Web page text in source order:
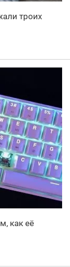
троих
как её